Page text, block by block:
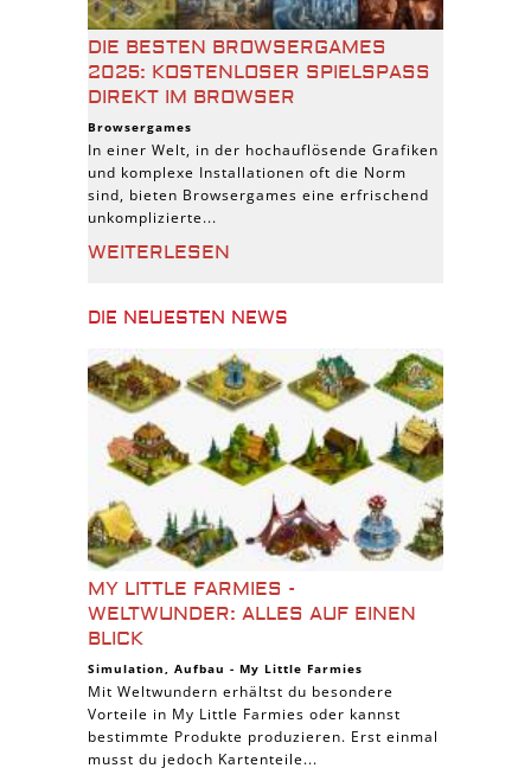
DIE BESTEN BROWSERGAMES
2025: KOSTENLOSER SPIELSPASS D
IREKT IM BROWSER
Browsergames
In einer Welt, in der hochauflösende Grafiken
und komplexe Installationen oft die Norm
sind, bieten Browsergames eine erfrischend
unkomplizierte...
WEITERLESEN
DIE NEUESTEN NEWS
MY LITTLE FARMIES -
WELTWUNDER: ALLES AUF EINEN
BLICK
Simulation, Aufbau - My Little Farmies
Mit Weltwundern erhältst du besondere
Vorteile in My Little Farmies oder kannst
bestimmte Produkte produzieren. Erst einmal
musst du jedoch Kartenteile...